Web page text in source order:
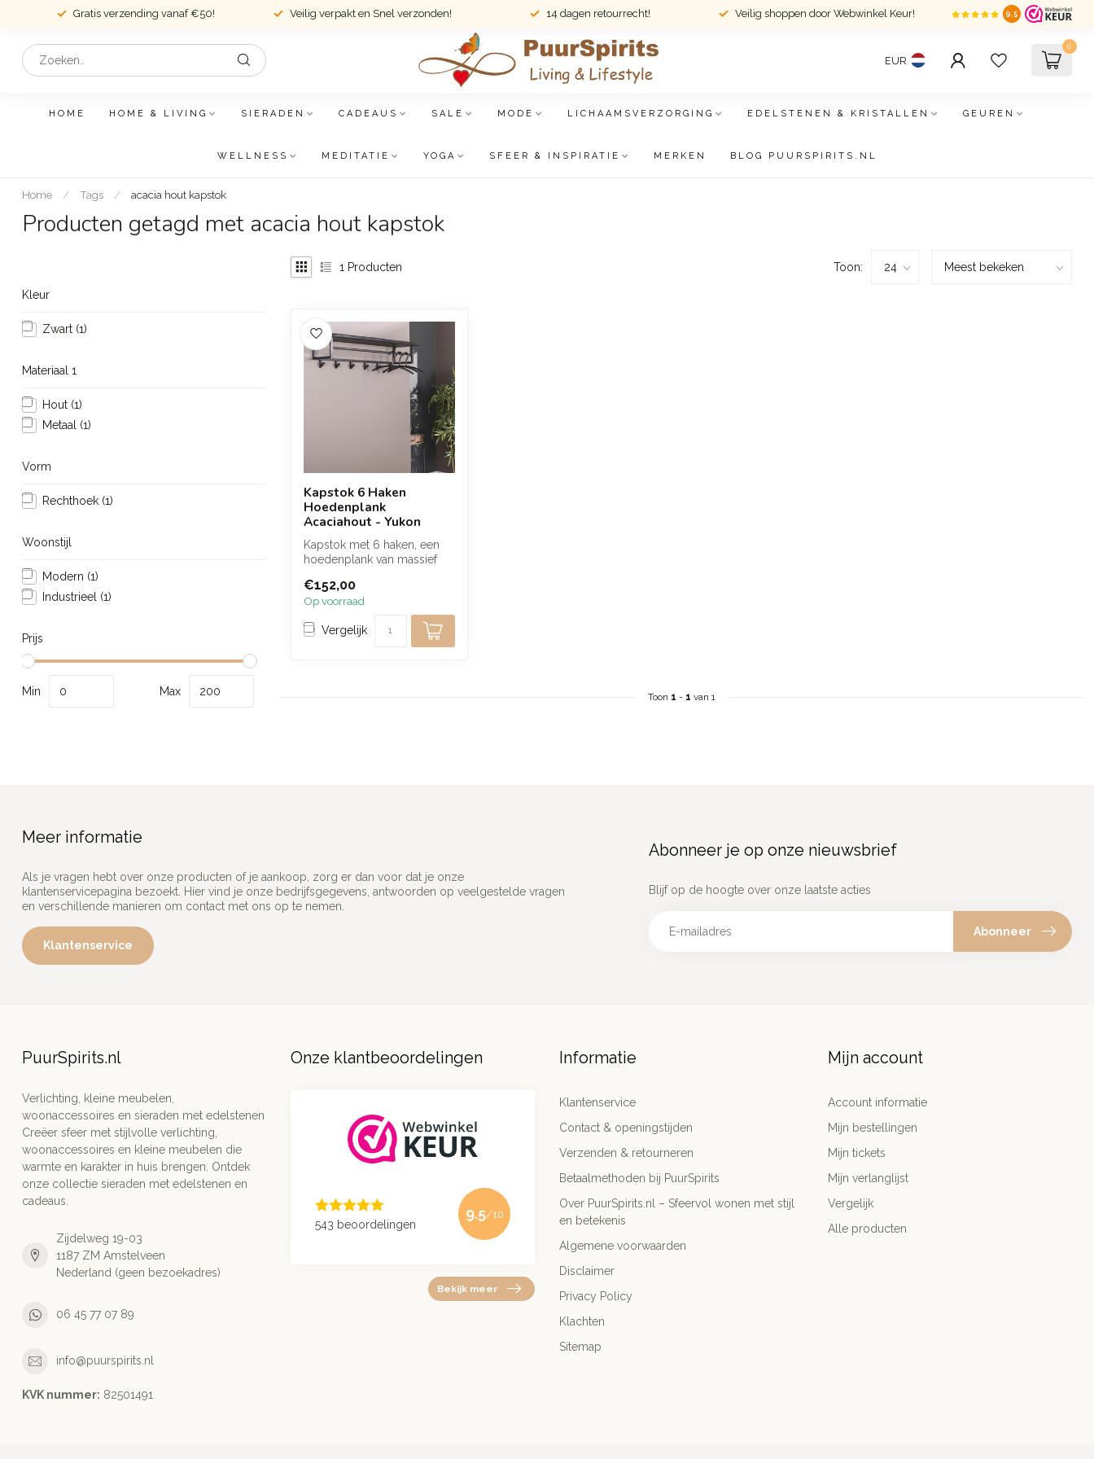
Gratis verzending vanaf €50! Veilig verpakt en Snel verzonden! 14 dagen retourrecht! Veilig shoppen door Webwinkel Keur! 9.5
EUR
0
HOME HOME & LIVING SIERADEN CADEAUS SALE MODE LICHAAMSVERZORGING EDELSTENEN & KRISTALLEN GEUREN
WELLNESS MEDITATIE YOGA SFEER & INSPIRATIE MERKEN BLOG PUURSPIRITS.NL
Home / Tags / acacia hout kapstok
Producten getagd met acacia hout kapstok
Kleur
Zwart (1)
Materiaal 1
Hout (1)
Metaal (1)
Vorm
Rechthoek (1)
Woonstijl
Modern (1)
Industrieel (1)
Prijs
Min Max
1 Producten Toon:
Kapstok 6 Haken
Hoedenplank
Acaciahout - Yukon
Kapstok met 6 haken, een
hoedenplank van massief
afwerk...
€152,00
Op voorraad
Vergelijk
Toon 1 - 1 van 1
Meer informatie
Als je vragen hebt over onze producten of je aankoop, zorg er dan voor dat je onze
klantenservicepagina bezoekt. Hier vind je onze bedrijfsgegevens, antwoorden op veelgestelde vragen
en verschillende manieren om contact met ons op te nemen.
Klantenservice
Abonneer je op onze nieuwsbrief
Blijf op de hoogte over onze laatste acties
Abonneer
PuurSpirits.nl
Verlichting, kleine meubelen,
woonaccessoires en sieraden met edelstenen
Creëer sfeer met stijlvolle verlichting,
woonaccessoires en kleine meubelen die
warmte en karakter in huis brengen. Ontdek
onze collectie sieraden met edelstenen en
cadeaus.
Zijdelweg 19-03
1187 ZM Amstelveen
Nederland (geen bezoekadres)
06 45 77 07 89
info@puurspirits.nl
KVK nummer: 82501491
Onze klantbeoordelingen
543 beoordelingen
9.5/10
Bekijk meer
Informatie
Klantenservice
Contact & openingstijden
Verzenden & retourneren
Betaalmethoden bij PuurSpirits
Over PuurSpirits.nl – Sfeervol wonen met stijl
en betekenis
Algemene voorwaarden
Disclaimer
Privacy Policy
Klachten
Sitemap
Mijn account
Account informatie
Mijn bestellingen
Mijn tickets
Mijn verlanglijst
Vergelijk
Alle producten